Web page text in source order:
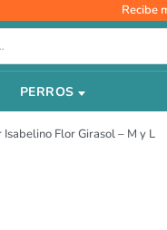
Recibe
PERROS
Flor Girasol – M y L